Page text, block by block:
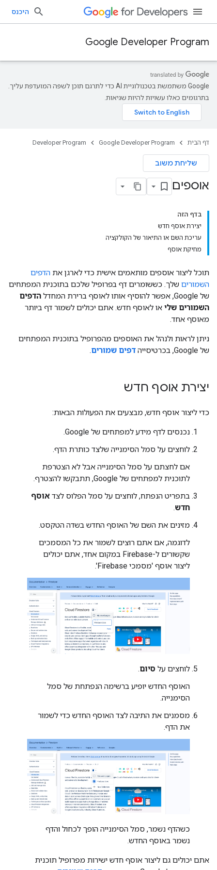
היכנס
Google Developer Program
‫Google משתמשת בטכנולוגיית AI כדי לתרגם תוכן לשפה המועדפת עליך.
בתרגומים כאלו עשויות להיות שגיאות.
דף הבית Google Developer Program
Developer Program
שליחת משוב
אוספים
בדף הזה
יצירת אוסף חדש
עריכת השם או התיאור של הקולקציה
מחיקת אוסף
תוכל ליצור אוספים מותאמים אישית כדי לארגן את הדפים
השמורים שלך. כששומרים דף בפרופיל שלכם בתוכנית המפתחים
של Google, אפשר להוסיף אותו לאוסף ברירת המחדל
הדפים
השמורים שלי או לאוסף חדש. אתם יכולים לשמור דף ביותר
מאוסף אחד.
ניתן לראות ולנהל את האוספים מהפרופיל בתוכנית המפתחים
של Google, בכרטיסייה
דפים שמורים.
יצירת אוסף חדש
כדי ליצור אוסף חדש, מבצעים את הפעולות הבאות:
נכנסים לדף מידע למפתחים של Google.
לוחצים על סמל הסימנייה שלצד כותרת הדף.
אם לחצתם על סמל הסימנייה אבל לא הצטרפת
לתוכנית למפתחים של Google, תתבקשו להצטרף.
בתפריט הנפתח, לוחצים על סמל הפלוס לצד אוסף
חדש.
מזינים את השם של האוסף החדש בשדה הטקסט.
לדוגמה, אם אתם רוצים לשמור את כל המסמכים
שקשורים ל-Firebase במקום אחד, אתם יכולים
ליצור אוסף 'מסמכי Firebase'.
לוחצים על סיום.
האוסף החדש יופיע ברשימה הנפתחת של סמל
הסימנייה.
מסמנים את התיבה לצד האוסף החדש כדי לשמור
את הדף.
כשהדף נשמר, סמל הסימנייה הופך לכחול והדף
נשמר באוסף החדש.
אתם יכולים גם ליצור אוסף חדש ישירות מפרופיל תוכנית